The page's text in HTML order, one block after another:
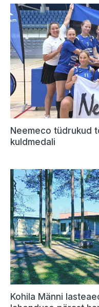
Neemeco tüdrukud
kuldmedali
Kohila Männi